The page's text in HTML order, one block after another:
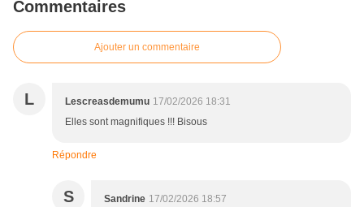
Commentaires
Ajouter un commentaire
L Lescreasdemumu 17/02/2026 18:31
Elles sont magnifiques !!! Bisous
Répondre
S Sandrine 17/02/2026 18:57